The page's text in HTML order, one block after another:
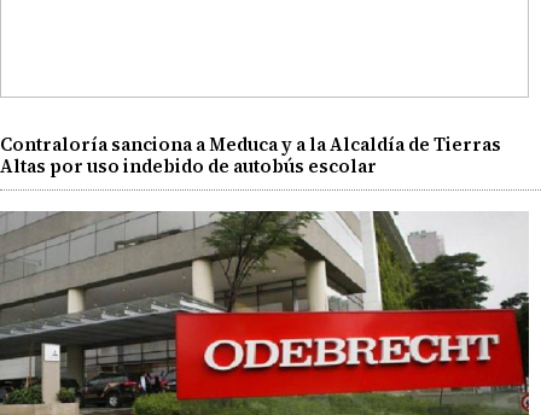
Contraloría sanciona a Meduca y a la Alcaldía de Tierras
Altas por uso indebido de autobús escolar